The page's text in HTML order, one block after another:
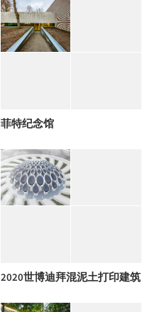
菲特纪念馆
2020世博迪拜混泥土打印建筑